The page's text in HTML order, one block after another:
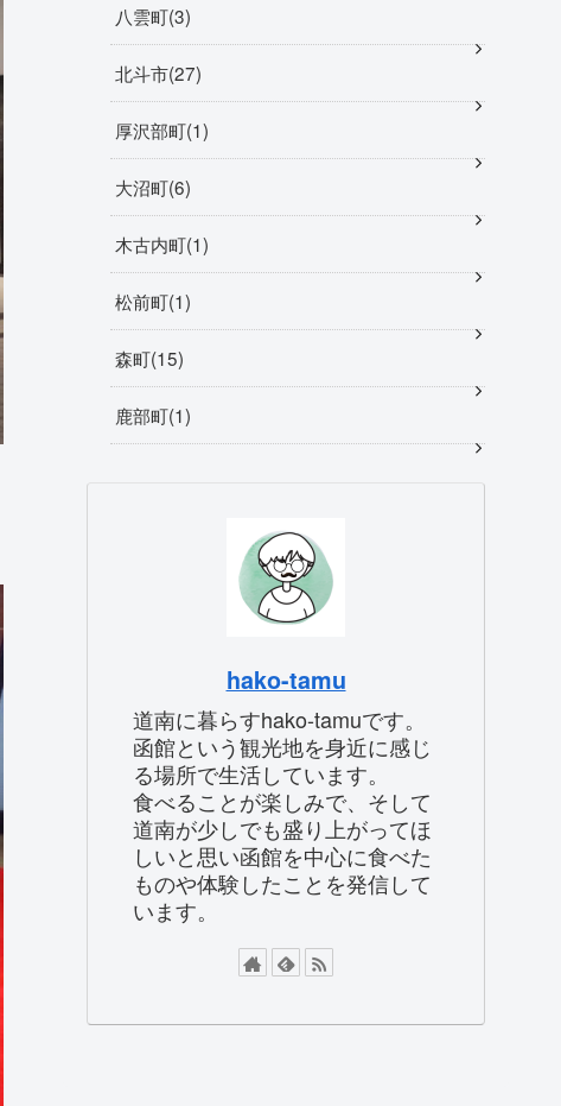
八雲町 3
北斗市 27
厚沢部町 1
大沼町 6
木古内町 1
松前町 1
森町 15
鹿部町 1
hako-tamu
道南に暮らすhako-tamuです。
函館という観光地を身近に感じ
る場所で生活しています。
食べることが楽しみで、そして
道南が少しでも盛り上がってほ
しいと思い函館を中心に食べた
ものや体験したことを発信して
います。